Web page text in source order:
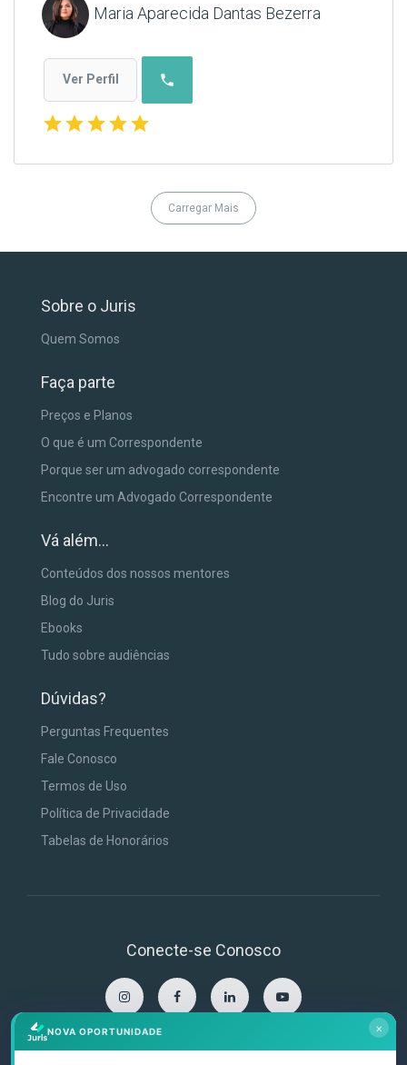
Maria Aparecida Dantas Bezerra
Ver Perfil phone
starstarstarstarstar
Carregar Mais
Sobre o Juris
Quem Somos
Faça parte
Preços e Planos
O que é um Correspondente
Porque ser um advogado correspondente
Encontre um Advogado Correspondente
Vá além...
Conteúdos dos nossos mentores
Blog do Juris
Ebooks
Tudo sobre audiências
Dúvidas?
Perguntas Frequentes
Fale Conosco
Termos de Uso
Política de Privacidade
Tabelas de Honorários
Conecte-se Conosco
×
NOVA OPORTUNIDADE